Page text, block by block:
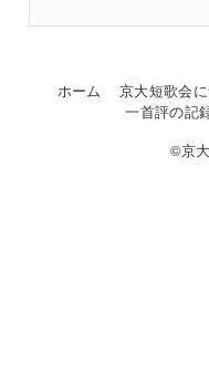
ホーム 京大短歌会
一首評の記
©京